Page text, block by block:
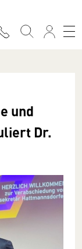
und
Dr.